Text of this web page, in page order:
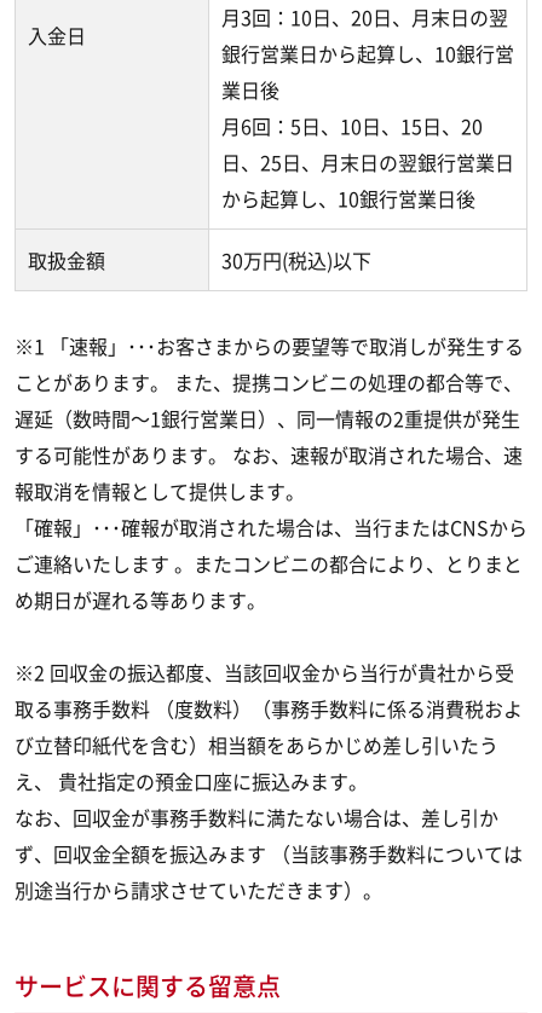
入金日
月3回：10日、20日、月末日の翌
銀行営業日から起算し、10銀行営
業日後
月6回：5日、10日、15日、20
日、25日、月末日の翌銀行営業日
から起算し、10銀行営業日後
取扱金額 30万円(税込)以下
※1 「速報」･･･お客さまからの要望等で取消しが発生する
ことがあります。 また、提携コンビニの処理の都合等で、
遅延（数時間～1銀行営業日）、同一情報の2重提供が発生
する可能性があります。 なお、速報が取消された場合、速
報取消を情報として提供します。
「確報」･･･確報が取消された場合は、当行またはCNSから
ご連絡いたします 。またコンビニの都合により、とりまと
め期日が遅れる等あります。
※2 回収金の振込都度、当該回収金から当行が貴社から受
取る事務手数料 （度数料）（事務手数料に係る消費税およ
び立替印紙代を含む）相当額をあらかじめ差し引いたう
え、 貴社指定の預金口座に振込みます。
なお、回収金が事務手数料に満たない場合は、差し引か
ず、回収金全額を振込みます （当該事務手数料については
別途当行から請求させていただきます）。
サービスに関する留意点